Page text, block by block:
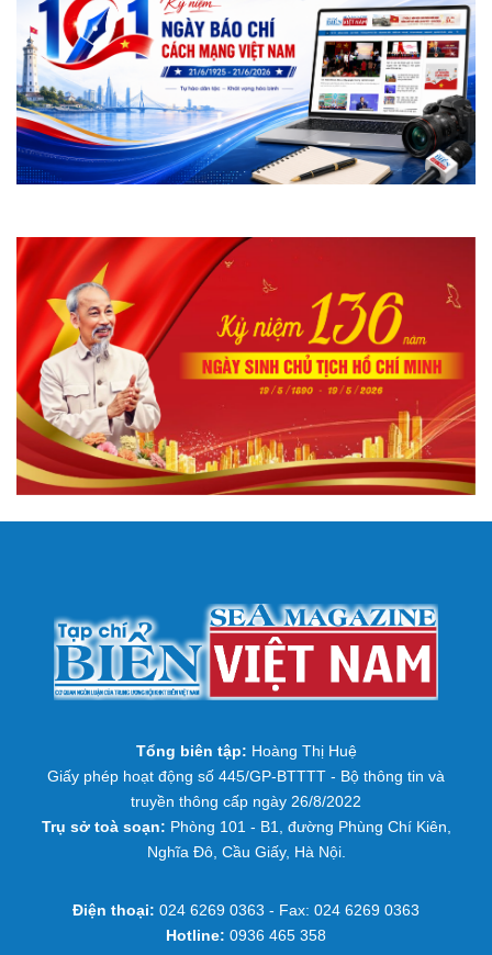
Tổng biên tập: Hoàng Thị Huệ
Giấy phép hoạt động số 445/GP-BTTTT - Bộ thông tin và
truyền thông cấp ngày 26/8/2022
Trụ sở toà soạn: Phòng 101 - B1, đường Phùng Chí Kiên,
Nghĩa Đô, Cầu Giấy, Hà Nội.
Điện thoại: 024 6269 0363 - Fax: 024 6269 0363
Hotline: 0936 465 358